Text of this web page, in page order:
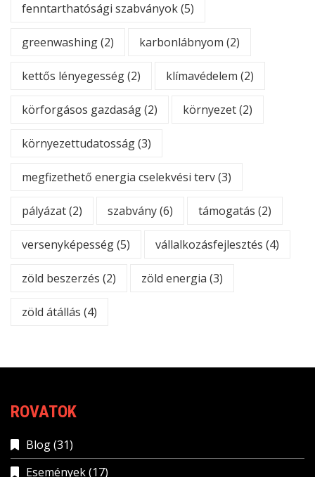
fenntarthatósági szabványok(5)
greenwashing(2) karbonlábnyom (2)
kettős lényegesség(2) klímavédelem (2)
körforgásos gazdaság(2) környezet(2)
környezettudatosság(3)
megfizethető energia cselekvési terv(3)
pályázat(2) szabvány(6) támogatás (2)
versenyképesség(5) vállalkozásfejlesztés (4)
zöld beszerzés (2) zöld energia (3)
zöld átállás (4)
ROVATOK
Blog(31)
Események(17)